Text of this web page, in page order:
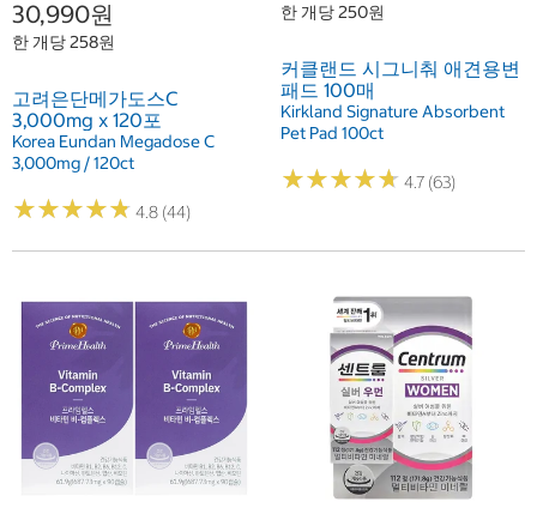
30,990원
한 개당 258원
고려은단메가도스C
3,000mg x 120포
Korea Eundan Megadose C
3,000mg / 120ct
★★★★★
★★★★★ 4.8 (44)
한 개당 250원
커클랜드 시그니춰 애견용변
패드 100매
Kirkland Signature Absorbent
Pet Pad 100ct
★★★★★
★★★★★ 4.7 (63)